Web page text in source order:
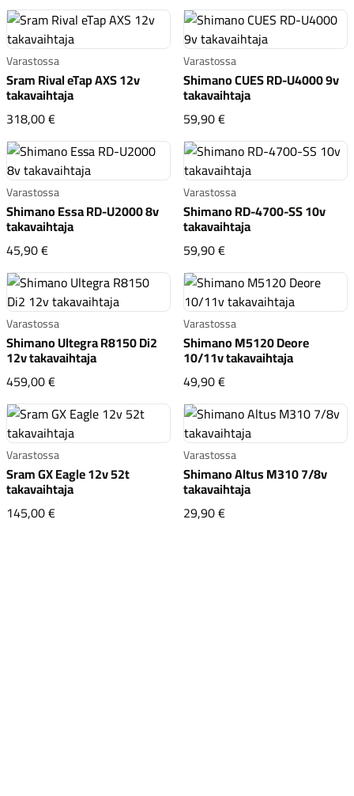
Varastossa
Sram Rival eTap AXS 12v
takavaihtaja
318,00 €Sram Rival eTap AXS 12v takavaihtaja
Varastossa
Shimano CUES RD-U4000 9v
takavaihtaja
59,90 €Shimano CUES RD-
Varastossa
Shimano Essa RD-U2000 8v
takavaihtaja
45,90 €Shimano Essa RD-U2000 8v takavaihtaja
Varastossa
Shimano RD-4700-SS 10v
takavaihtaja
59,90 €Shimano RD-4700-SS
Varastossa
Shimano Ultegra R8150 Di2
12v takavaihtaja
459,00 €Shimano Ultegra R8150 Di2 12v takavaihtaja
Varastossa
Shimano M5120 Deore
10/11v takavaihtaja
49,90 €Shimano M5120
Varastossa
Sram GX Eagle 12v 52t
takavaihtaja
145,00 €Sram GX Eagle 12v 52t takavaihtaja
Varastossa
Shimano Altus M310 7/8v
takavaihtaja
29,90 €Shimano Altus M310